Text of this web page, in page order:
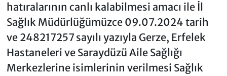
hatıralarının canlı kalabilmesi amacı ile İl
Sağlık Müdürlüğümüzce 09.07.2024 tarih
ve 248217257 sayılı yazıyla Gerze, Erfelek
Hastaneleri ve Saraydüzü Aile Sağlığı
Merkezlerine isimlerinin verilmesi Sağlık